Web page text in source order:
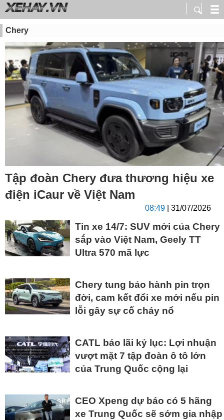
Chery
Tập đoàn Chery đưa thương hiệu xe
điện iCaur về Việt Nam
08:49 | 31/07/2026
Tin xe 14/7: SUV mới của Chery
sắp vào Việt Nam, Geely TT
Ultra 570 mã lực
Chery tung bảo hành pin trọn
đời, cam kết đổi xe mới nếu pin
lỗi gây sự cố cháy nổ
CATL báo lãi kỷ lục: Lợi nhuận
vượt mặt 7 tập đoàn ô tô lớn
của Trung Quốc cộng lại
CEO Xpeng dự báo có 5 hãng
xe Trung Quốc sẽ sớm gia nhập